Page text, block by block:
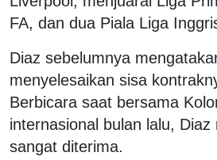
FA, dan dua Piala Liga
Diaz sebelumnya
menyelesaikan sisa
Berbicara saat bersama
internasional bulan lalu,
sangat diterima.